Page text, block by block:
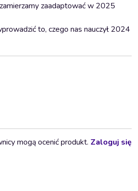
zaadaptować w 2025
to, czego nas nauczył 2024
mogą ocenić produkt. Zaloguj się